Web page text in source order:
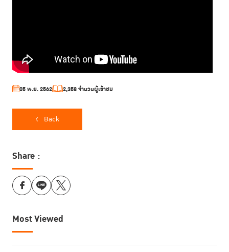
05 พ.ย. 2562 2,358 จำนวนผู้เข้าชม
Back
Share :
Most Viewed